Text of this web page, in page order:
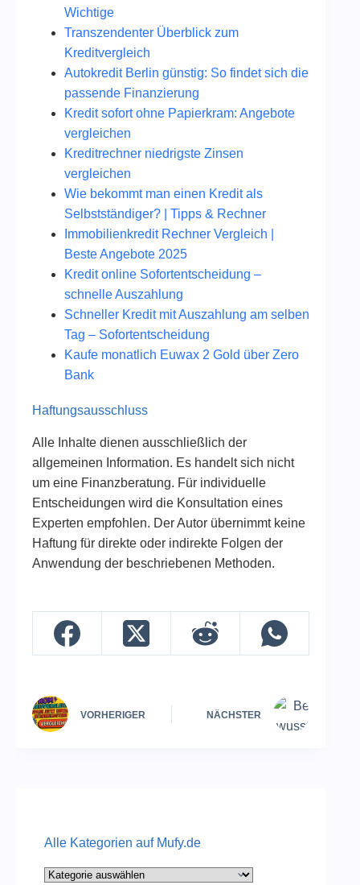
Wichtige
Transzendenter Überblick zum
Kreditvergleich
Autokredit Berlin günstig: So findet sich die
passende Finanzierung
Kredit sofort ohne Papierkram: Angebote
vergleichen
Kreditrechner niedrigste Zinsen
vergleichen
Wie bekommt man einen Kredit als
Selbstständiger? | Tipps & Rechner
Immobilienkredit Rechner Vergleich |
Beste Angebote 2025
Kredit online Sofortentscheidung –
schnelle Auszahlung
Schneller Kredit mit Auszahlung am selben
Tag – Sofortentscheidung
Kaufe monatlich Euwax 2 Gold über Zero
Bank
Haftungsausschluss
Alle Inhalte dienen ausschließlich der
allgemeinen Information. Es handelt sich nicht
um eine Finanzberatung. Für individuelle
Entscheidungen wird die Konsultation eines
Experten empfohlen. Der Autor übernimmt keine
Haftung für direkte oder indirekte Folgen der
Anwendung der beschriebenen Methoden.
VORHERIGER NÄCHSTER
Alle Kategorien auf Mufy.de
Alle